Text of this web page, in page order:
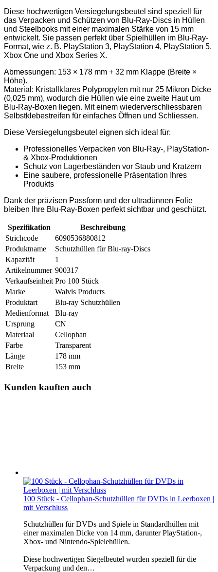
Diese hochwertigen Versiegelungsbeutel sind speziell für
das Verpacken und Schützen von Blu-Ray-Discs in Hüllen
und Steelbooks mit einer maximalen Stärke von 15 mm
entwickelt. Sie passen perfekt über Spielhüllen im Blu-Ray-
Format, wie z. B. PlayStation 3, PlayStation 4, PlayStation 5,
Xbox One und Xbox Series X.
Abmessungen: 153 × 178 mm + 32 mm Klappe (Breite ×
Höhe).
Material: Kristallklares Polypropylen mit nur 25 Mikron Dicke
(0,025 mm), wodurch die Hüllen wie eine zweite Haut um
Blu-Ray-Boxen liegen. Mit einem wiederverschliessbaren
Selbstklebestreifen für einfaches Öffnen und Schliessen.
Diese Versiegelungsbeutel eignen sich ideal für:
Professionelles Verpacken von Blu-Ray-, PlayStation-
& Xbox-Produktionen
Schutz von Lagerbeständen vor Staub und Kratzern
Eine saubere, professionelle Präsentation Ihres
Produkts
Dank der präzisen Passform und der ultradünnen Folie
bleiben Ihre Blu-Ray-Boxen perfekt sichtbar und geschützt.
Spezifikation
Beschreibung
Strichcode
6090536880812
Produktname
Schutzhüllen für Blu-ray-Discs
Kapazität
1
Artikelnummer 900317
Verkaufseinheit Pro 100 Stück
Marke
Walvis Products
Produktart
Blu-ray Schutzhüllen
Medienformat
Blu-ray
Ursprung
CN
Materiaal
Cellophan
Farbe
Transparent
Länge
178 mm
Breite
153 mm
Kunden kauften auch
100 Stück - Cellophan-Schutzhüllen für DVDs in Leerboxen |
mit Verschluss
Schutzhüllen für DVDs und Spiele in Standardhüllen mit
einer maximalen Dicke von 14 mm, darunter PlayStation-,
Xbox- und Nintendo-Spielehüllen.
Diese hochwertigen Siegelbeutel wurden speziell für die
Verpackung und den…